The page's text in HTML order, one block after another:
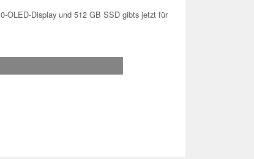
OLED-Display und 512 GB SSD gibts jetzt für